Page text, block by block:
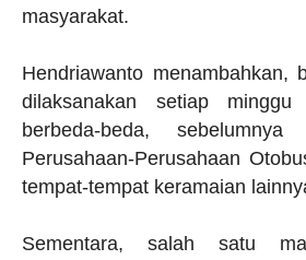
masyarakat.
Hendriawanto menambahkan,
dilaksanakan setiap
berbeda-beda,
Perusahaan-Perusahaan
tempat-tempat keramaian
Sementara, salah satu